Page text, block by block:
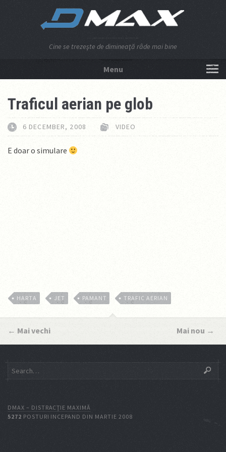
Cine se trezeşte de dimineaţă râde mai bine
Menu
Traficul aerian pe glob
6 DECEMBER, 2008 VIDEO
E doar o simulare
HARTA JET PAMANT TRAFIC AERIAN
← Mai vechi Mai nou →
DMAX – DISTRACŢIE MAXIMĂ
5272 POSTURI INCEPAND DIN MARTIE 2008